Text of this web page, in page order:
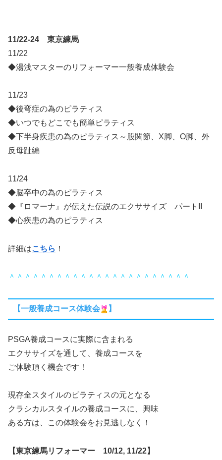
11/22-24 東京練馬
11/22
◆湯浅マスターのリフォーマー一般養成体験会
11/23
◆後弯症の為のピラティス
◆いつでもどこでも簡単ピラティス
◆下半身疾患の為のピラティス～股関節、X脚、O脚、外
反母趾編
11/24
◆脳卒中の為のピラティス
◆『ロマーナ』が伝えた伝説のエクササイズ パートII
◆心疾患の為のピラティス
詳細はこちら ！
＾＾＾＾＾＾＾＾＾＾＾＾＾＾＾＾＾＾＾＾＾＾＾
【一般養成コース体験会 】
PSGA養成コースに実際に含まれる
エクササイズを通して、養成コースを
ご体験頂く機会です！
現存全スタイルのピラティスの元となる
クラシカルスタイルの養成コースに、興味
ある方は、この体験会をお見逃しなく！
【東京練馬リフォーマー 10/12, 11/22】